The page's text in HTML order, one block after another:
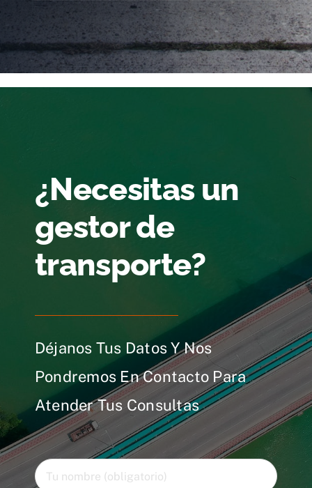
¿Necesitas un
gestor de
transporte?
Déjanos Tus Datos Y Nos
Pondremos En Contacto Para
Atender Tus Consultas